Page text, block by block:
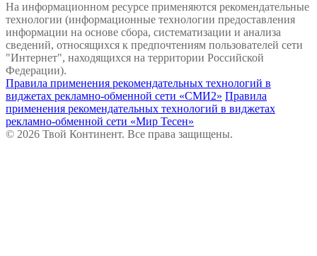
На информационном ресурсе применяются рекомендательные
технологии (информационные технологии предоставления
информации на основе сбора, систематизации и анализа
сведений, относящихся к предпочтениям пользователей сети
"Интернет", находящихся на территории Российской
Федерации).
Правила применения рекомендательных технологий в
виджетах рекламно-обменной сети «СМИ2» Правила
применения рекомендательных технологий в виджетах
рекламно-обменной сети «Мир Тесен»
© 2026 Твой Континент. Все права защищены.